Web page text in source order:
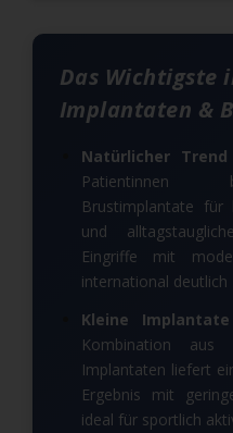
Das Wichtigste
Implantaten &
Natürlicher
Patientinnen
Brustimplantate für
und
Eingriffe mit
international deutlich
Kleine
Kombination aus
Implantaten liefert
Ergebnis mit
ideal für sportlich